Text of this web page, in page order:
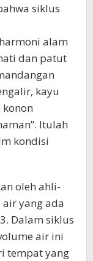
siklus
alam
dan patut
kayu
Itulah
kondisi
oleh ahli-
yang ada
Dalam siklus
air ini
tempat yang